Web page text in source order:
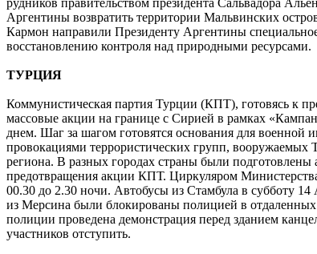
Аргентины возвратить территории Мальвинских
Кармон направили Президенту Аргентины
восстановлению контроля над природными ресурсами.
ТУРЦИЯ
Коммунистическая партия Турции (КПТ), готовясь к
массовые акции на границе с Сирией в рамках
днем. Шаг за шагом готовятся основания для военной
провокациями террористических групп, вооружаемых
региона. В разных городах страны были
предотвращения акции КПТ. Циркуляром
00.30 до 2.30 ночи. Автобусы из Стамбула в субботу
из Мерсина были блокированы полицией в
полиции проведена демонстрация перед зданием
участников отступить.